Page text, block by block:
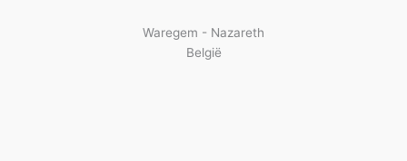
Waregem - Nazareth
België